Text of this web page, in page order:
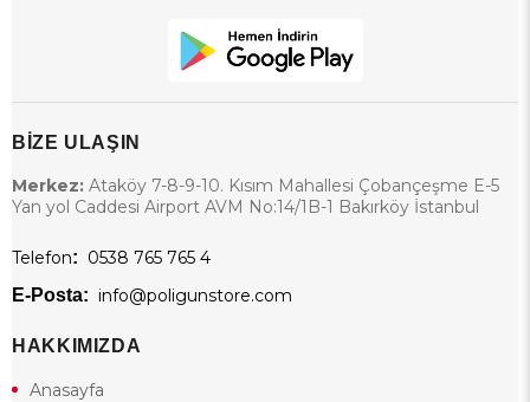
BİZE ULAŞIN
Merkez: Ataköy 7-8-9-10. Kısım Mahallesi Çobançeşme E-5
Yan yol Caddesi Airport AVM No:14/1B-1 Bakırköy İstanbul
Telefon: 0538 765 765 4
E-Posta: info@poligunstore.com
HAKKIMIZDA
Anasayfa